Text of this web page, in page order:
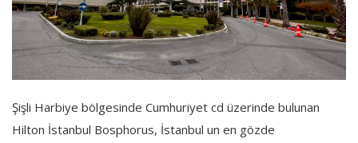
Galeri
İletişim
Türkçe
Şişli Harbiye bölgesinde Cumhuriyet cd üzerinde bulunan
Hilton İstanbul Bosphorus, İstanbul un en gözde